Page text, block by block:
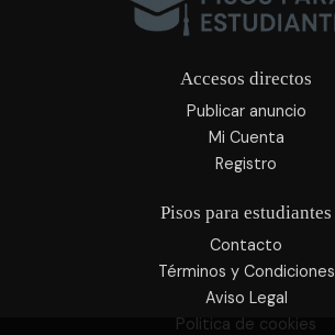
Accesos directos
Publicar anuncio
Mi Cuenta
Registro
Pisos para estudiantes
Contacto
Términos y Condiciones
Aviso Legal
Politica de cookies